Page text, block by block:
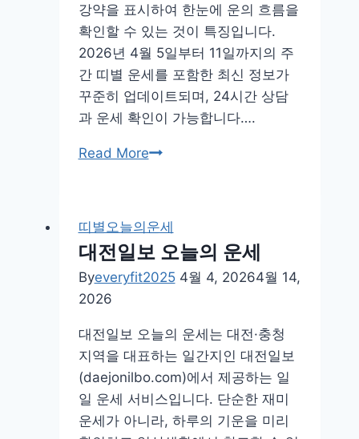
강약을 표시하여 한눈에 운의 흐름을
확인할 수 있는 것이 특징입니다.
2026년 4월 5일부터 11일까지의 주
간 띠별 운세를 포함한 최신 정보가
꾸준히 업데이트되며, 24시간 상담
과 운세 확인이 가능합니다….
Read More오
운
지
윤
학
원
간
운
세
띠별오늘의운세
대전일보 오늘의 운세
Byeveryfit2025 4월 4, 20264월 14,
2026
대전일보 오늘의 운세는 대전·충청
지역을 대표하는 일간지인 대전일보
(daejonilbo.com)에서 제공하는 일
일 운세 서비스입니다. 단순한 재미
운세가 아니라, 하루의 기운을 미리